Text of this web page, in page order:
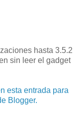
hasta 3.5.2
sin leer el gadget
esta entrada para
Blogger.